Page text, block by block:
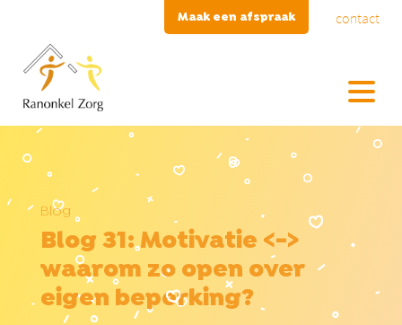
Maak een afspraak contact
Blog
Blog 31: Motivatie <->
waarom zo open over
eigen beperking?